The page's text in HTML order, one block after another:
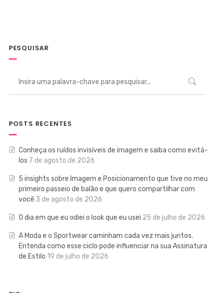
PESQUISAR
POSTS RECENTES
Conheça os ruídos invisíveis de imagem e saiba como evitá-
los 7 de agosto de 2026
5 insights sobre Imagem e Posicionamento que tive no meu
primeiro passeio de balão e que quero compartilhar com
você 3 de agosto de 2026
O dia em que eu odiei o look que eu usei 25 de julho de 2026
A Moda e o Sportwear caminham cada vez mais juntos.
Entenda como esse ciclo pode influenciar na sua Assinatura
de Estilo 19 de julho de 2026